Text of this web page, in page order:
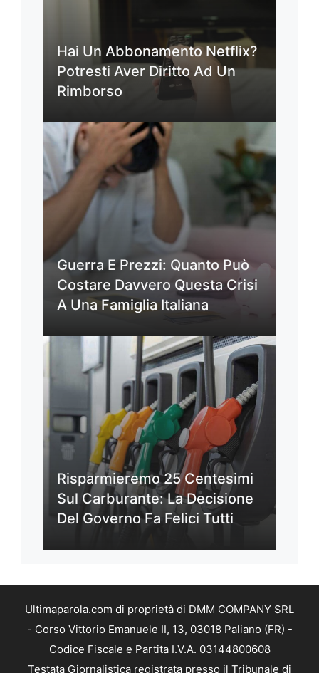
Hai Un Abbonamento Netflix?
Potresti Aver Diritto Ad Un
Rimborso
Guerra E Prezzi: Quanto Può
Costare Davvero Questa Crisi
A Una Famiglia Italiana
Risparmieremo 25 Centesimi
Sul Carburante: La Decisione
Del Governo Fa Felici Tutti
Ultimaparola.com di proprietà di DMM COMPANY SRL
- Corso Vittorio Emanuele II, 13, 03018 Paliano (FR) -
Codice Fiscale e Partita I.V.A. 03144800608
Testata Giornalistica registrata presso il Tribunale di